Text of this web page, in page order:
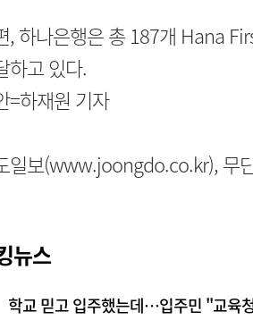
, 하나은행은 총 187개 Hana
하고 있다.
=하재원 기자
일보(www.joongdo.co.kr), 무
뉴스